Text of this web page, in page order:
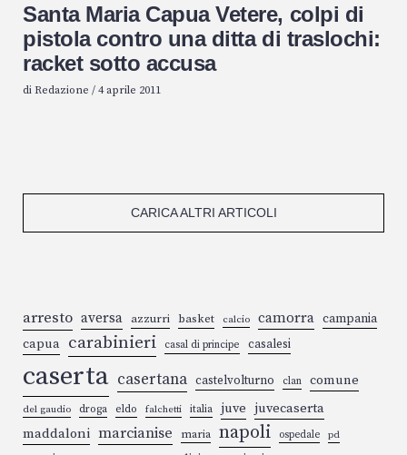
Santa Maria Capua Vetere, colpi di
pistola contro una ditta di traslochi:
racket sotto accusa
di Redazione / 4 aprile 2011
CARICA ALTRI ARTICOLI
arresto aversa azzurri basket calcio camorra campania
capua carabinieri casal di principe casalesi
caserta casertana castelvolturno clan comune
del gaudio droga eldo falchetti italia juve juvecaserta
maddaloni marcianise maria napoli ospedale pd